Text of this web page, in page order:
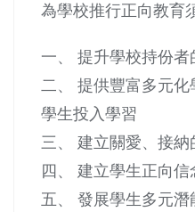
為學校推行正向教育
一、 提升學校持份
二、 提供豐富多元
學生投入學習
三、 建立關愛、接
四、 建立學生正向
五、 發展學生多元